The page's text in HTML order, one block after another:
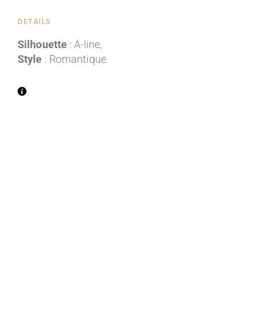
DETAILS
Silhouette : A-line,
Style : Romantique